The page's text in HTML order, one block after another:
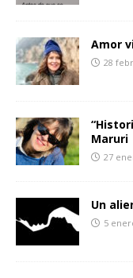
Amor
28
Maruri
27
Un
5